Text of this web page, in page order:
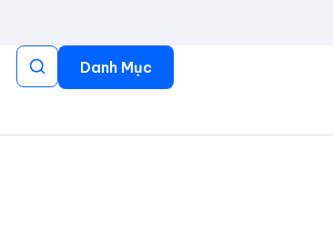
Danh Mục